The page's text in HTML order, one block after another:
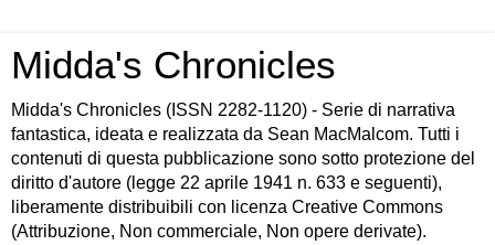
Midda's Chronicles
Midda's Chronicles (ISSN 2282-1120) - Serie di narrativa
fantastica, ideata e realizzata da Sean MacMalcom. Tutti i
contenuti di questa pubblicazione sono sotto protezione del
diritto d'autore (legge 22 aprile 1941 n. 633 e seguenti),
liberamente distribuibili con licenza Creative Commons
(Attribuzione, Non commerciale, Non opere derivate).